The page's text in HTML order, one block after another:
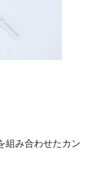
組み合わせたカン